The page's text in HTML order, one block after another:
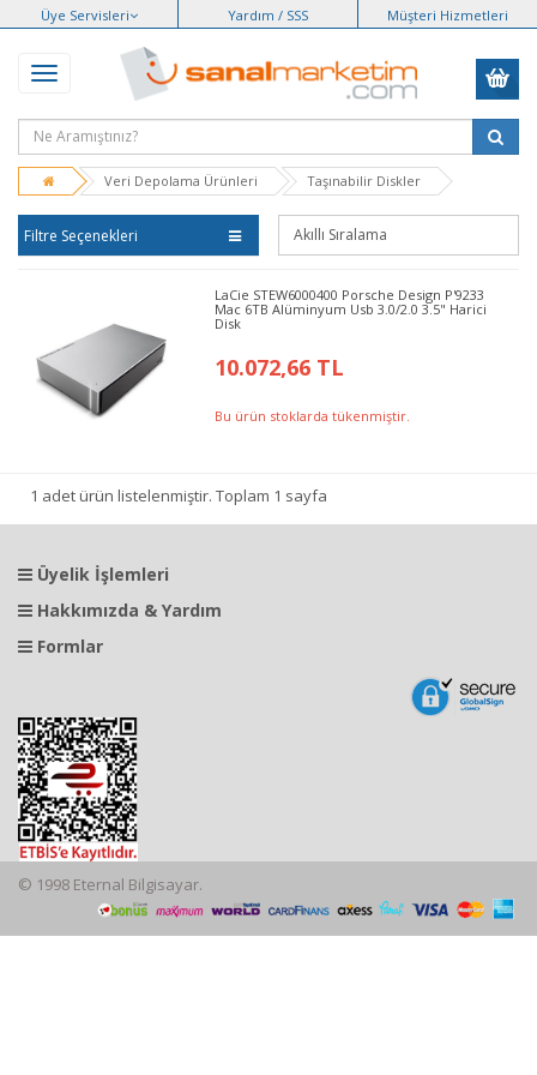
Üye Servisleri Yardım / SSS Müşteri Hizmetleri
Veri Depolama Ürünleri Taşınabilir Diskler
Filtre Seçenekleri
LaCie STEW6000400 Porsche Design P'9233
Mac 6TB Alüminyum Usb 3.0/2.0 3.5" Harici
Disk
10.072,66 TL
Bu ürün stoklarda tükenmiştir.
1 adet ürün listelenmiştir. Toplam 1 sayfa
Üyelik İşlemleri
Hakkımızda & Yardım
Formlar
© 1998 Eternal Bilgisayar.